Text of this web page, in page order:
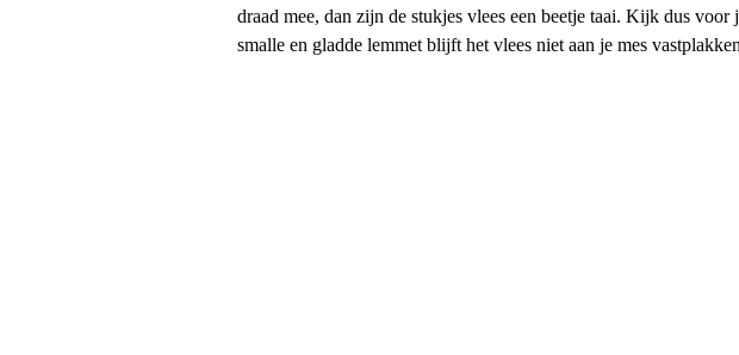
draad mee, dan zijn de stukjes vlees een beetje taai. Kijk dus
smalle en gladde lemmet blijft het vlees niet aan je mes